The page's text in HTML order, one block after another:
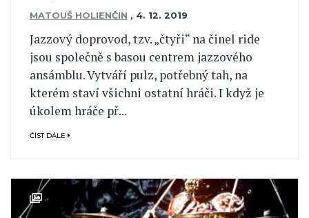
MATOUŠ HOLIENČIN , 4. 12. 2019
Jazzový doprovod, tzv. „čtyři“ na činel ride
jsou společně s basou centrem jazzového
ansámblu. Vytváří pulz, potřebný tah, na
kterém staví všichni ostatní hráči. I když je
úkolem hráče př...
ČÍST DÁLE